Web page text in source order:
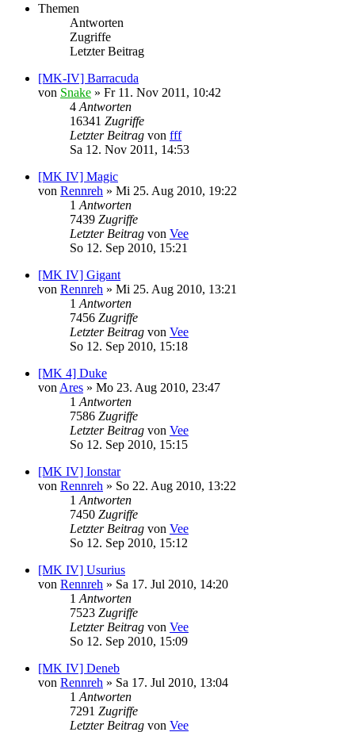
Themen
Antworten
Zugriffe
Letzter Beitrag
[MK-IV] Barracuda
von Snake » Fr 11. Nov 2011, 10:42
4 Antworten
16341 Zugriffe
Letzter Beitrag von fff
Sa 12. Nov 2011, 14:53
[MK IV] Magic
von Rennreh » Mi 25. Aug 2010, 19:22
1 Antworten
7439 Zugriffe
Letzter Beitrag von Vee
So 12. Sep 2010, 15:21
[MK IV] Gigant
von Rennreh » Mi 25. Aug 2010, 13:21
1 Antworten
7456 Zugriffe
Letzter Beitrag von Vee
So 12. Sep 2010, 15:18
[MK 4] Duke
von Ares » Mo 23. Aug 2010, 23:47
1 Antworten
7586 Zugriffe
Letzter Beitrag von Vee
So 12. Sep 2010, 15:15
[MK IV] Ionstar
von Rennreh » So 22. Aug 2010, 13:22
1 Antworten
7450 Zugriffe
Letzter Beitrag von Vee
So 12. Sep 2010, 15:12
[MK IV] Usurius
von Rennreh » Sa 17. Jul 2010, 14:20
1 Antworten
7523 Zugriffe
Letzter Beitrag von Vee
So 12. Sep 2010, 15:09
[MK IV] Deneb
von Rennreh » Sa 17. Jul 2010, 13:04
1 Antworten
7291 Zugriffe
Letzter Beitrag von Vee